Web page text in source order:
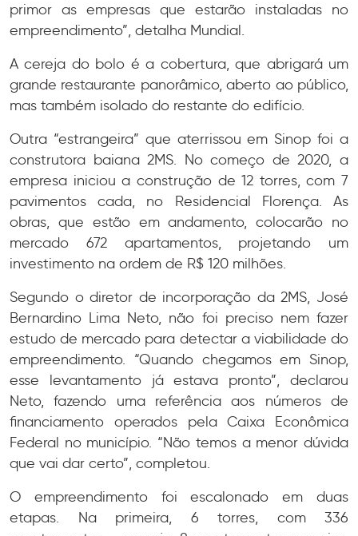
primor as empresas que estarão instaladas no
empreendimento”, detalha Mundial.
A cereja do bolo é a cobertura, que abrigará um
grande restaurante panorâmico, aberto ao público,
mas também isolado do restante do edifício.
Outra “estrangeira” que aterrissou em Sinop foi a
construtora baiana 2MS. No começo de 2020, a
empresa iniciou a construção de 12 torres, com 7
pavimentos cada, no Residencial Florença. As
obras, que estão em andamento, colocarão no
mercado 672 apartamentos, projetando um
investimento na ordem de R$ 120 milhões.
Segundo o diretor de incorporação da 2MS, José
Bernardino Lima Neto, não foi preciso nem fazer
estudo de mercado para detectar a viabilidade do
empreendimento. “Quando chegamos em Sinop,
esse levantamento já estava pronto”, declarou
Neto, fazendo uma referência aos números de
financiamento operados pela Caixa Econômica
Federal no município. “Não temos a menor dúvida
que vai dar certo”, completou.
O empreendimento foi escalonado em duas
etapas. Na primeira, 6 torres, com 336